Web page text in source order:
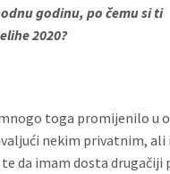
godinu, po čemu si ti
2020?
toga promijenilo u
nekim privatnim, ali
da imam dosta drugačiji